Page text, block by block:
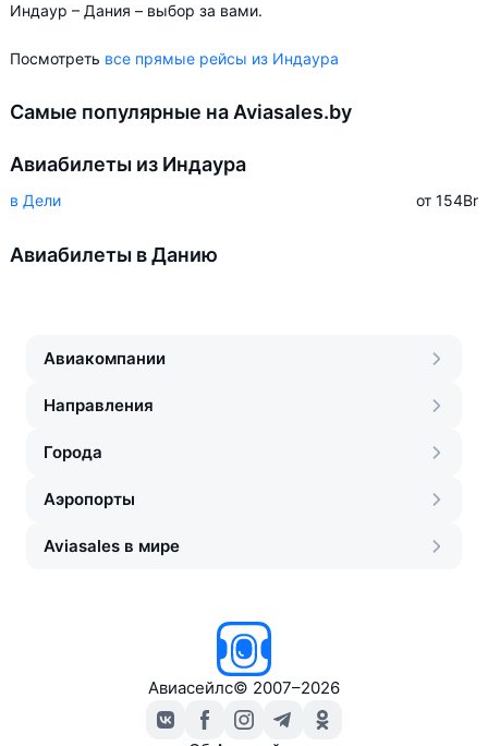
Индаур – Дания – выбор за вами.
Посмотреть все прямые рейсы из Индаура
Самые популярные на Aviasales.by
Авиабилеты из Индаура
в Дели от 154Br
Авиабилеты в Данию
Авиакомпании
Направления
Города
Аэропорты
Aviasales в мире
Авиасейлс© 2007–2026